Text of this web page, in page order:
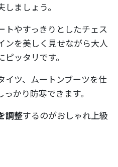
しましょう。
トやすっきりとしたチェス
ンを美しく見せながら大人
ッタリです。
イツ、ムートンブーツを仕
かり防寒できます。
調整するのがおしゃれ上級